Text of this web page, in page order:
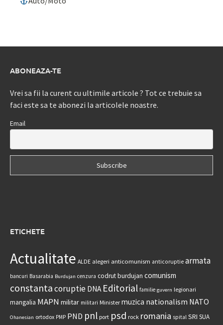
ABONEAZA-TE
Vrei sa fii la curent cu ultimile articole ? Tot ce trebuie sa
faci este sa te abonezi la articolele noastre.
Email
ETICHETE
Actualitate ALDE alegeri anticomunism anticoruptie armata
bancuri Basarabia Burdujan cenzura codrut burdujan comunism
constantacoruptie DNA Editorial familie guvern legionari
mangalia MAPN militar militari Minister muzica nationalism NATO
Ohanesian ortodox PMP PND pnl port psd rock romania spital SRI SUA